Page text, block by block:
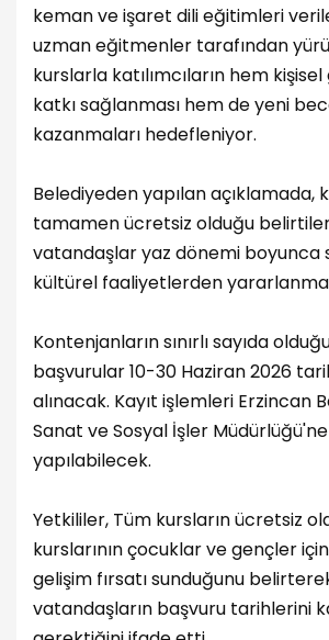
keman ve işaret dili eğitimleri
uzman eğitmenler tarafından
kurslarla katılımcıların hem
katkı sağlanması hem de yeni
kazanmaları hedefleniyor.
Belediyeden yapılan açıklamada,
tamamen ücretsiz olduğu
vatandaşlar yaz dönemi boyunca
kültürel faaliyetlerden
Kontenjanların sınırlı sayıda
başvurular 10-30 Haziran 2026
alınacak. Kayıt işlemleri Erzincan
Sanat ve Sosyal İşler
yapılabilecek.
Yetkililer, Tüm kursların ücretsiz
kurslarının çocuklar ve gençler
gelişim fırsatı sunduğunu
vatandaşların başvuru tarihlerini